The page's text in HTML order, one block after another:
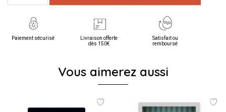
Paiement sécurisé
Livraison offerte
dès 150€
Satisfait ou
remboursé
Vous aimerez aussi